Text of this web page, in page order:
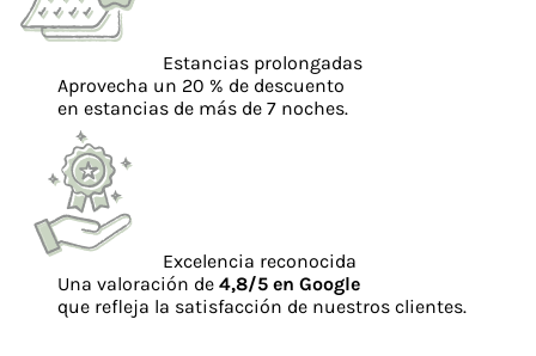
Estancias prolongadas
Aprovecha un 20 % de descuento
en estancias de más de 7 noches.
Excelencia reconocida
Una valoración de 4,8/5 en Google
que refleja la satisfacción de nuestros clientes.